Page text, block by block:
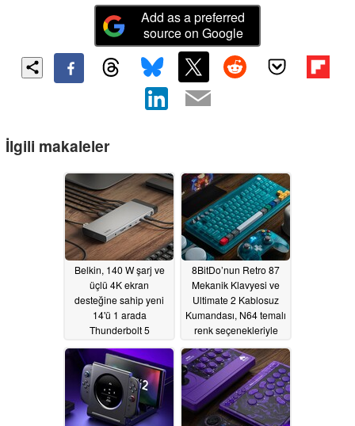
Add as a preferred
source on Google
İlgili makaleler
Belkin, 140 W şarj ve
üçlü 4K ekran
desteğine sahip yeni
14'ü 1 arada
Thunderbolt 5
sürdü06/28/2026
8BitDo’nun Retro 87
Mekanik Klavyesi ve
Ultimate 2 Kablosuz
Kumandası, N64 temalı
renk seçenekleriyle
06/24/2026